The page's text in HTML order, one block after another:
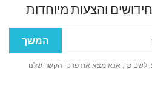
והצעות מיוחדות
לשם כך, אנא מצא את פרטי הקשר שלנו